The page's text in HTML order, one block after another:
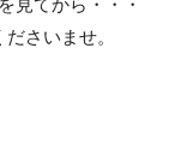
さいませ。